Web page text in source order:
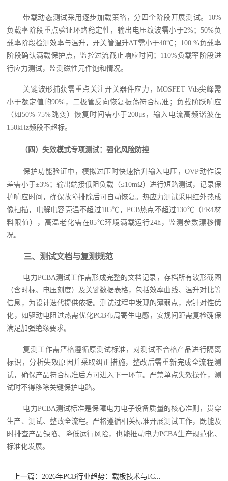
带载动态测试采用逐步加载策略，分四个阶段开展测试。10%
负载率阶段重点验证环路稳定性，输出电压纹波需小于2%；50%负
载率阶段检测效率与温升，开关管温升ΔT需小于40℃；100 %负载率
阶段确认满载保护点，监控过流截止响应时间；110%负载率阶段进
行应力测试，监测磁性元件饱和情况。
关键波形捕获需重点关注开关器件应力，MOSFET Vds尖峰需
小于额定值的90%，二极管反向恢复振荡符合标准；负载阶跃响应
（如50%-75%跳变）恢复时间需小于200μs，输入电流高频谐波在
150kHz频段不超标。
（四）失效模式专项测试：强化风险防控
保护功能验证中，模拟过压时快速抬升输入电压，OVP动作误
差需小于±3%；输出端接低阻负载（≤10mΩ）进行短路测试，记录保
护响应时间，确保故障排除后可自动恢复。热应力测试采用红外热成
像扫描，电解电容壳温不超过105℃，PCB热点不超过130℃（FR4材
料限值），高温老化需在85℃环境满载运行24h，监测参数漂移情
况。
三、测试文档与复测规范
电力PCBA测试工作需形成完整的文档记录，存档所有波形截图
（含时标、电压刻度）及关键数据表格，包括效率曲线、温升对比等
信息，为设计迭代提供依据。测试过程中发现的薄弱点，需针对性优
化，如驱动电阻过热需优化PCB布局寄生电感，安规间距需复检确保
满足加强绝缘要求。
复测工作需严格遵循原测试标准，对测试不合格产品进行隔离
标识，分析失效原因并采取纠正措施，整改后需重新完成全流程测
试，确保产品符合标准后方可进入下一环节。严禁单点失效操作，测
试时不得移除关键保护电路。
电力PCBA测试标准是保障电力电子设备质量的核心准则，贯穿
生产、测试、整改全流程。严格遵循相关标准开展测试工作，既能及
时排查产品缺陷、降低运行风险，也能推动电力PCBA生产规范化、
标准化发展。
上一篇： 2026年PCB行业趋势：载板技术与IC...